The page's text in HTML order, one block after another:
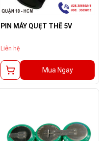
PIN MÁY QUẸT THẼ 5V
Liên hệ
Mua Ngay